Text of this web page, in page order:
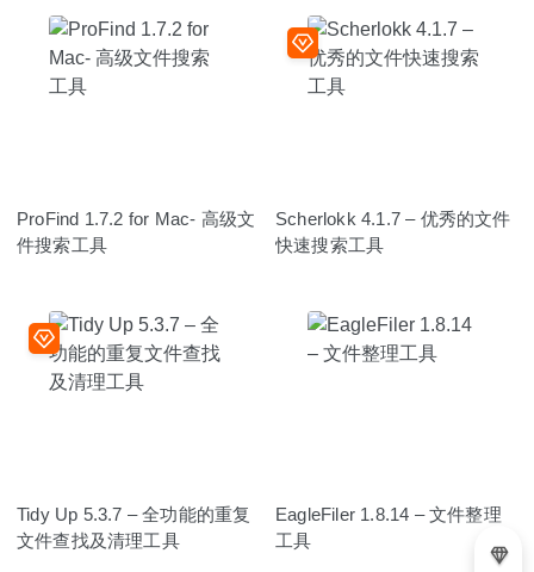
ProFind 1.7.2 for Mac- 高级文
件搜索工具
Scherlokk 4.1.7 – 优秀的文件
快速搜索工具
Tidy Up 5.3.7 – 全功能的重复
文件查找及清理工具
EagleFiler 1.8.14 – 文件整理
工具